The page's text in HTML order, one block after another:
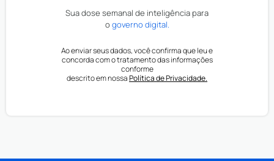
Sua dose semanal de inteligência para
o governo digital.
Ao enviar seus dados, você confirma que leu e
concorda com o tratamento das informações
conforme
descrito em nossaPolítica de Privacidade.